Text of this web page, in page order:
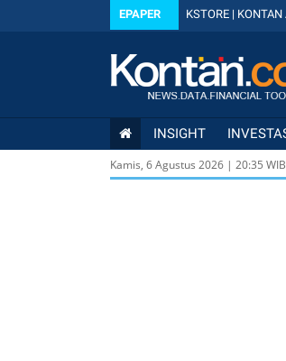
EPAPER KSTORE | KONTAN
INSIGHT
Kamis, 6 Agustus 2026 | 20:35